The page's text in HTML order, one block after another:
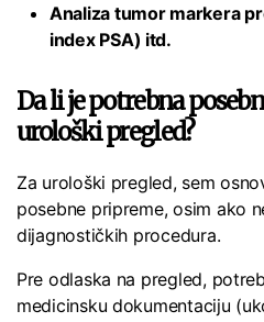
Analiza tumor markera
index PSA) itd.
Da li je potrebna
urološki pregled?
Za urološki pregled, sem
posebne pripreme, osim ako
dijagnostičkih procedura.
Pre odlaska na pregled,
medicinsku dokumentaciju